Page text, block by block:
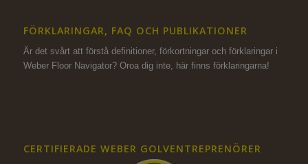
FÖRKLARINGAR, FAQ OCH PUBLIKATIONER
Är det svårt att förstå definitioner, förkortningar och förklaringar i
Weber Floor Navigator? Oroa dig inte, här finns förklaringarna!
CERTIFIERADE WEBER GOLVENTREPRENÖRER